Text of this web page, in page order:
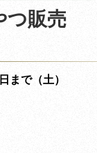
つ販売
まで（土）